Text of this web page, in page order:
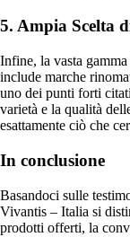
5. Ampia Scelta
Infine, la vasta
include marche
uno dei punti forti
varietà e la qualità
esattamente ciò che
In conclusione
Basandoci sulle
Vivantis – Italia si
prodotti offerti, la